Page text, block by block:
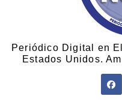
Periódico Digital en
Estados Unidos.